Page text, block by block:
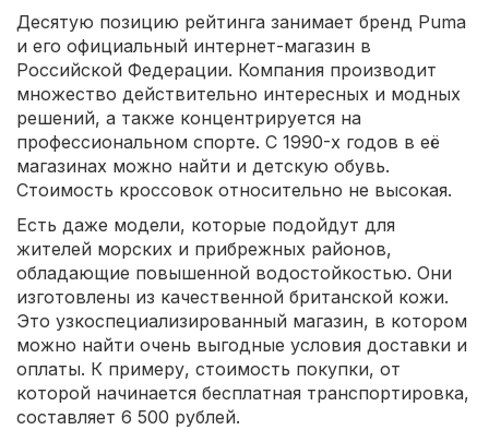
Десятую позицию рейтинга занимает бренд Puma
и его официальный интернет-магазин в
Российской Федерации. Компания производит
множество действительно интересных и модных
решений, а также концентрируется на
профессиональном спорте. С 1990-х годов в её
магазинах можно найти и детскую обувь.
Стоимость кроссовок относительно не высокая.
Есть даже модели, которые подойдут для
жителей морских и прибрежных районов,
обладающие повышенной водостойкостью. Они
изготовлены из качественной британской кожи.
Это узкоспециализированный магазин, в котором
можно найти очень выгодные условия доставки и
оплаты. К примеру, стоимость покупки, от
которой начинается бесплатная транспортировка,
составляет 6 500 рублей.